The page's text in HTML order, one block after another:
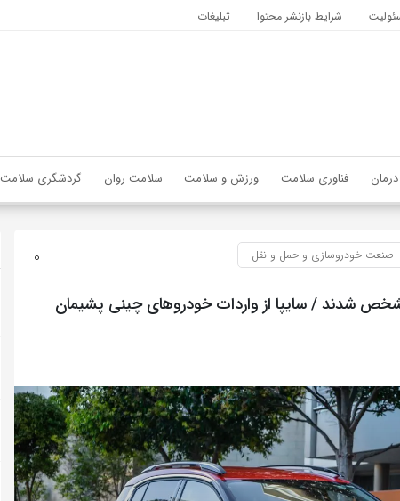
شرایط بازنشر محتوا تبلیغات
فناوری سلامت ورزش و سلامت سلامت روان گردشگری سلامت
0 صنعت خودروسازی و حمل و نقل
شدند / سایپا از واردات خودروهای چینی پشیمان